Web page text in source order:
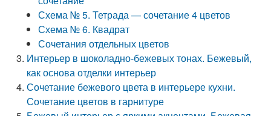
Схема № 5. Тетрада — сочетание 4 цветов
Схема № 6. Квадрат
Сочетания отдельных цветов
Интерьер в шоколадно-бежевых тонах. Бежевый,
как основа отделки интерьер
Сочетание бежевого цвета в интерьере кухни.
Сочетание цветов в гарнитуре